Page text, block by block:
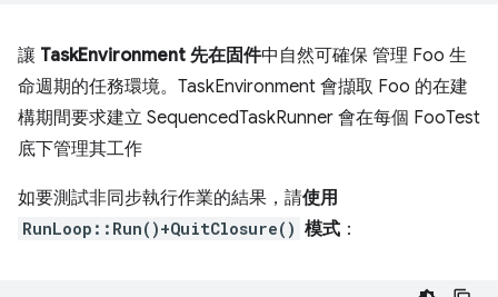
讓 TaskEnvironment 先在固件中自然可確保 管理 Foo 生
命週期的任務環境。TaskEnvironment 會擷取 Foo 的在建
構期間要求建立 SequencedTaskRunner 會在每個 FooTest
底下管理其工作
如要測試非同步執行作業的結果，請使用
RunLoop::Run()+QuitClosure() 模式 ：